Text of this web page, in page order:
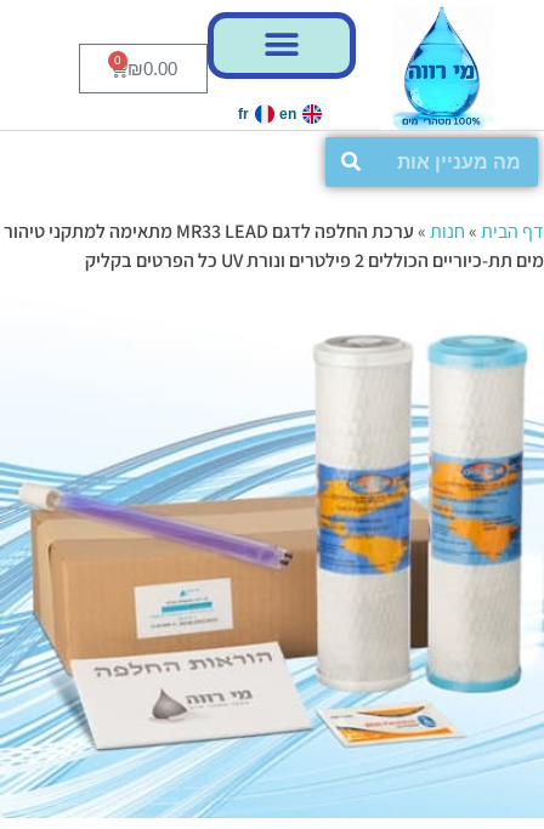
₪0.00
0
en
fr
דף הבית»חנות»
ערכת החלפה לדגם MR33 LEAD מתאימה למתקני טיהור
מים תת-כיוריים הכוללים 2 פילטרים ונורת UV כל הפרטים בקליק